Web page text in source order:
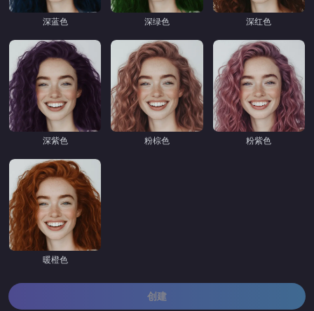
深蓝色 深绿色 深红色
深紫色 粉棕色 粉紫色
暖橙色
创建